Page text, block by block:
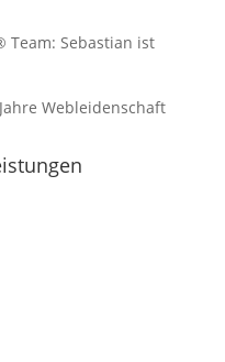
Team: Sebastian ist
Webleidenschaft